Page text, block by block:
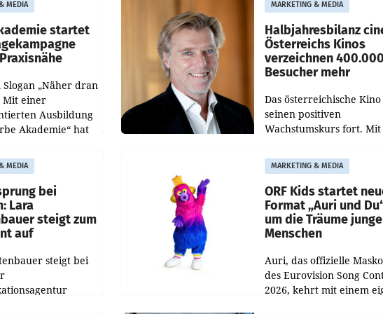
und
die
Richterin setzte den
MEDIA
startet
„Näher dran
Mit einer
Ausbildung
Akademie“ hat
neue
gestartet.
MARKETING & MEDIA
Halbjahresbilanz
Österreichs Kinos
verzeichnen 400.000
Besucher mehr
Das österreichische Kino
seinen positiven
Wachstumskurs fort.
und Besucher höheren
Nettoreichweite im ersten
Halbjahr 2026
MEDIA
bei
Lara
steigt zum
auf
steigt bei
MARKETING & MEDIA
ORF Kids startet
Format „Auri und
um die Träume
Menschen
Auri, das offizielle
des Eurovision Song
2026, kehrt mit einem